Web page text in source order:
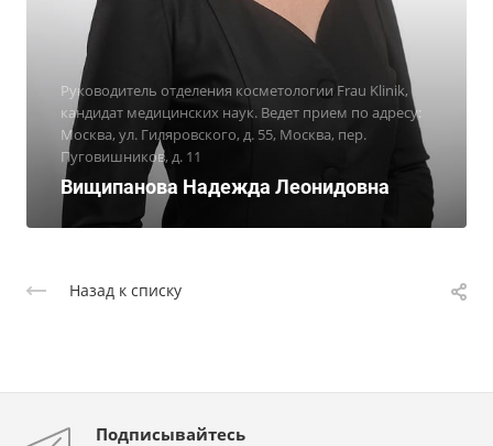
Руководитель отделения косметологии Frau Klinik,
кандидат медицинских наук. Ведет прием по адресу:
Москва, ул. Гиляровского, д. 55, Москва, пер.
Пуговишников, д. 11
Вищипанова Надежда Леонидовна
Назад к списку
Подписывайтесь